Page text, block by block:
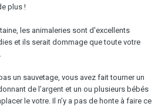
plus !
les animaleries sont d'excellents
et ils serait dommage que toute votre
un sauvetage, vous avez fait tourner un
de l’argent et un ou plusieurs bébés
le votre. Il n’y a pas de honte à faire ce